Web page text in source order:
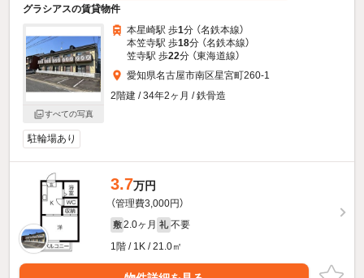
グラシアスの賃貸物件
すべての写真
本星崎駅 歩1分 （名鉄本線）
本笠寺駅 歩18分 （名鉄本線）
笠寺駅 歩22分 （東海道線）
愛知県名古屋市南区星宮町260-1
2階建 / 34年2ヶ月 / 鉄骨造
駐輪場あり
3.7万円
（管理費3,000円）
敷 2.0ヶ月 礼 不要
1階 / 1K / 21.0㎡